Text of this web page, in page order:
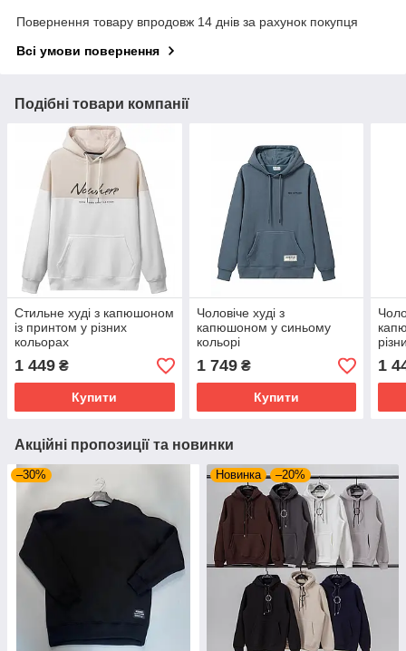
Повернення товару впродовж 14 днів за рахунок покупця
Всі умови повернення
Подібні товари компанії
Стильне худі з капюшоном
із принтом у різних
кольорах
1 449 ₴
Купити
Чоловіче худі з
капюшоном у синьому
кольорі
1 749₴
Купити
1
Акційні пропозиції та новинки
–30% Новинка –20%